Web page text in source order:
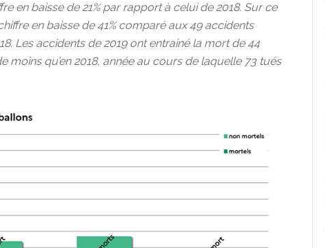
en baisse de 21% par rapport à celui de 2018. Sur ce
en baisse de 41% comparé aux 49 accidents
Les accidents de 2019 ont entrainé la mort de 44
moins qu’en 2018, année au cours de laquelle 73 tués